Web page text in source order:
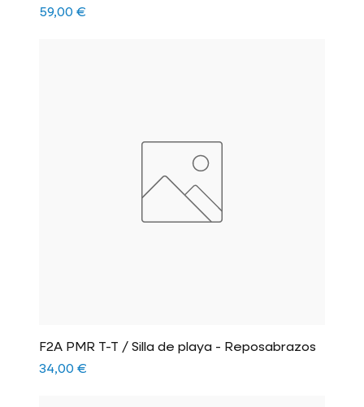
Precio
59,00 €
F2A PMR T-T / Silla de playa - Reposabrazos
Precio
34,00 €